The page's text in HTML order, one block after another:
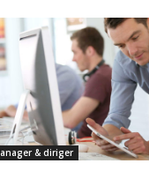
& diriger